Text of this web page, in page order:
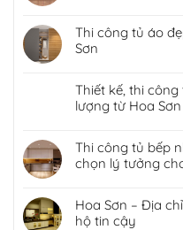
Thi công tủ áo
Sơn
Thiết kế, thi
lượng từ Hoa Sơn
Thi công tủ bếp
chọn lý tưởng
Hoa Sơn – Địa
hộ tin cậy